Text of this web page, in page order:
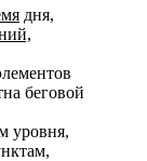
дня,
беговой
уровня,